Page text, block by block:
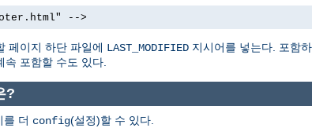
-->
페이지 하단 파일에 LAST_MODIFIED 지시어를 넣는다. 포함
속 포함할 수도 있다.
?
를 더 config(설정)할 수 있다.